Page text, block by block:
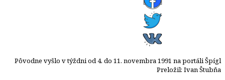
Pôvodne vyšlo v týždni od 4. do 11. novembra 1991 na portáli Špígl
Preložil: Ivan Štubňa